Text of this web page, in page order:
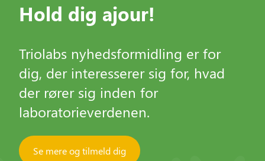
Hold dig ajour!
Triolabs nyhedsformidling er for
dig, der interesserer sig for, hvad
der rører sig inden for
laboratorieverdenen.
Se mere og tilmeld dig